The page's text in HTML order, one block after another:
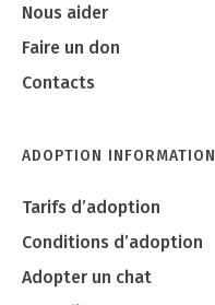
Nous aider
Faire un don
Contacts
ADOPTION INFORMATION
Tarifs d’adoption
Conditions d’adoption
Adopter un chat